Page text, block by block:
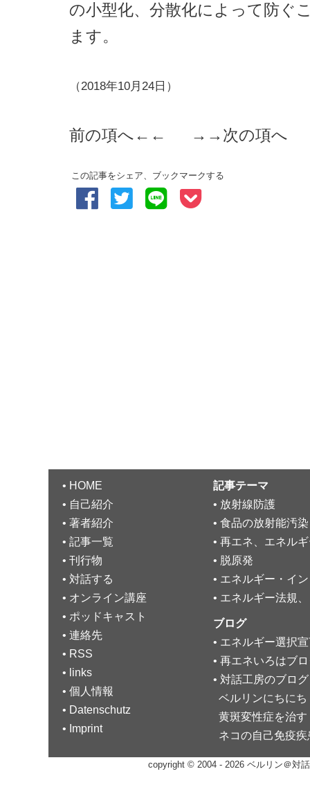
の小型化、分散化によって防ぐ
ます。
（2018年10月24日）
前の項へ ←← →→ 次の項へ
この記事をシェア、ブックマークする